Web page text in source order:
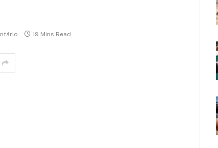
19 Mins Read